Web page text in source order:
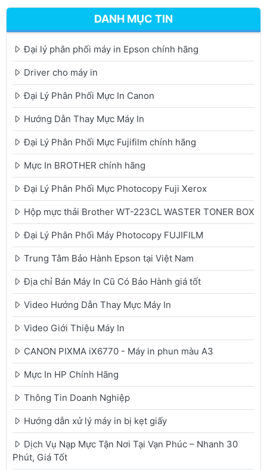
DANH MỤC TIN
Đại lý phân phối máy in Epson chính hãng
Driver cho máy in
Đại Lý Phân Phối Mực In Canon
Hướng Dẫn Thay Mực Máy In
Đại Lý Phân Phối Mực Fujifilm chính hãng
Mực In BROTHER chính hãng
Đại Lý Phân Phối Mực Photocopy Fuji Xerox
Hộp mực thải Brother WT-223CL WASTER TONER BOX
Đại Lý Phân Phối Máy Photocopy FUJIFILM
Trung Tâm Bảo Hành Epson tại Việt Nam
Địa chỉ Bán Máy In Cũ Có Bảo Hành giá tốt
Video Hướng Dẫn Thay Mực Máy In
Video Giới Thiệu Máy In
CANON PIXMA iX6770 - Máy in phun màu A3
Mực In HP Chính Hãng
Thông Tin Doanh Nghiệp
Hướng dẫn xử lý máy in bị kẹt giấy
Dịch Vụ Nạp Mực Tận Nơi Tại Vạn Phúc – Nhanh 30
Phút, Giá Tốt